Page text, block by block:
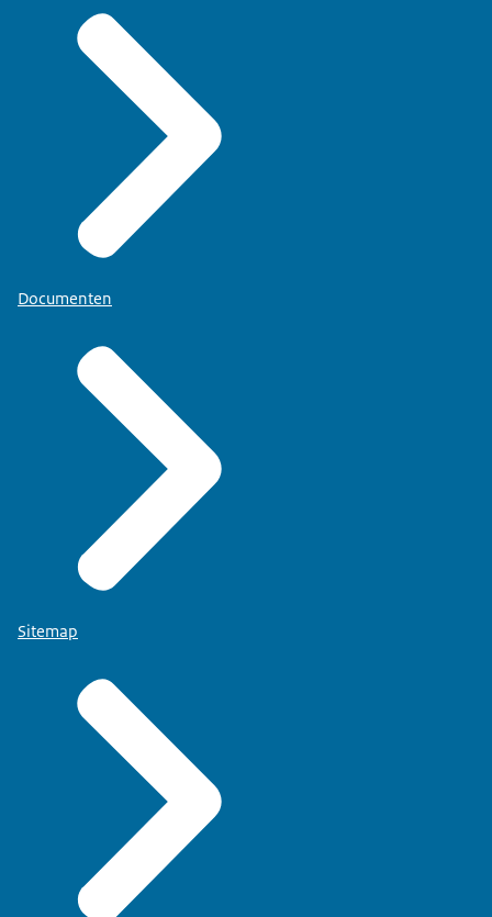
Documenten
Sitemap